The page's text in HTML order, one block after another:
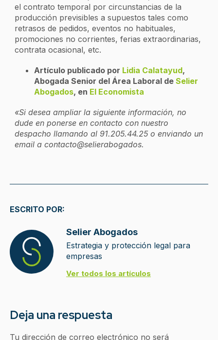
el contrato temporal por circunstancias de la
producción previsibles a supuestos tales como
retrasos de pedidos, eventos no habituales,
promociones no corrientes, ferias extraordinarias,
contrata ocasional, etc.
Artículo publicado por Lidia Calatayud,
Abogada Senior del Área Laboral de Selier
Abogados, en El Economista
«Si desea ampliar la siguiente información, no
dude en ponerse en contacto con nuestro
despacho llamando al 91.205.44.25 o enviando un
email a contacto@selierabogados.
ESCRITO POR:
Selier Abogados
Estrategia y protección legal para
empresas
Ver todos los artículos
Deja una respuesta
Tu dirección de correo electrónico no será